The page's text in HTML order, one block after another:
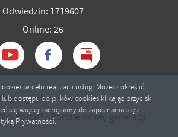
Odwiedzin: 1719607
Online: 26
by mrozy.pl
- Portale nowej generacji
w celu realizacji usług. Możesz określić
dostępu do plików cookies klikając przycisk
się więcej zachęcamy do zapoznania się z
Prywatności.